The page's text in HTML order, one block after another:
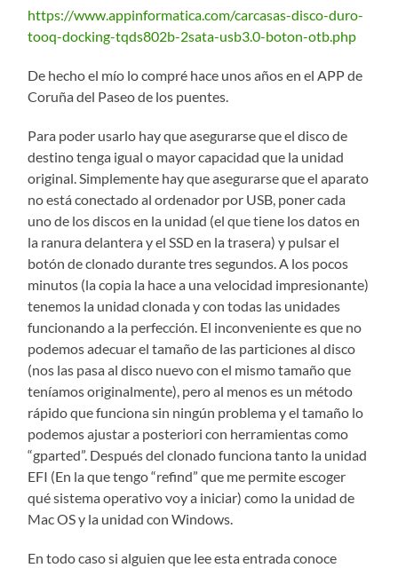
https://www.appinformatica.com/carcasas-disco-duro-
tooq-docking-tqds802b-2sata-usb3.0-boton-otb.php
De hecho el mío lo compré hace unos años en el APP de
Coruña del Paseo de los puentes.
Para poder usarlo hay que asegurarse que el disco de
destino tenga igual o mayor capacidad que la unidad
original. Simplemente hay que asegurarse que el aparato
no está conectado al ordenador por USB, poner cada
uno de los discos en la unidad (el que tiene los datos en
la ranura delantera y el SSD en la trasera) y pulsar el
botón de clonado durante tres segundos. A los pocos
minutos (la copia la hace a una velocidad impresionante)
tenemos la unidad clonada y con todas las unidades
funcionando a la perfección. El inconveniente es que no
podemos adecuar el tamaño de las particiones al disco
(nos las pasa al disco nuevo con el mismo tamaño que
teníamos originalmente), pero al menos es un método
rápido que funciona sin ningún problema y el tamaño lo
podemos ajustar a posteriori con herramientas como
“gparted”. Después del clonado funciona tanto la unidad
EFI (En la que tengo “refind” que me permite escoger
qué sistema operativo voy a iniciar) como la unidad de
Mac OS y la unidad con Windows.
En todo caso si alguien que lee esta entrada conoce